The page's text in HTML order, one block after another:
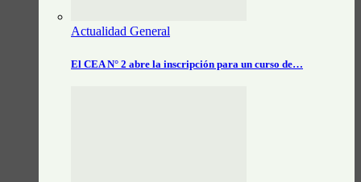
Actualidad General
El CEA N° 2 abre la inscripción para un curso de…